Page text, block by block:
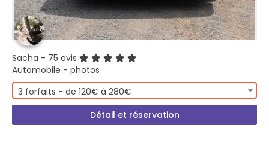
Sacha - 75 avis
Automobile - photos
3 forfaits - de 120€ à 280€
Détail et réservation